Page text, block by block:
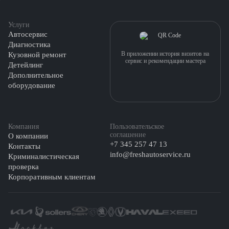
Услуги
Автосервис
Диагностика
Кузовной ремонт
Детейлинг
Дополнительное
оборудование
Компания
О компании
Контакты
Криминалистическая
проверка
Корпоративным клиентам
Пользовательское
соглашение
+7 345 257 47 13
info@freshautoservice.ru
В приложении история визитов на
сервис и рекомендации мастера